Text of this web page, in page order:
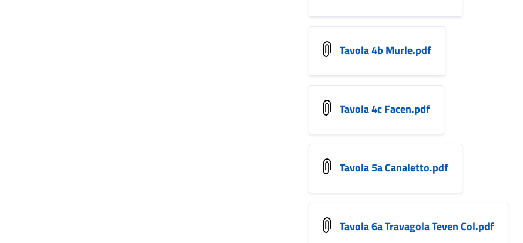
Tavola 4b Murle.pdf
Tavola 4c Facen.pdf
Tavola 5a Canaletto.pdf
Tavola 6a Travagola Teven Col.pdf